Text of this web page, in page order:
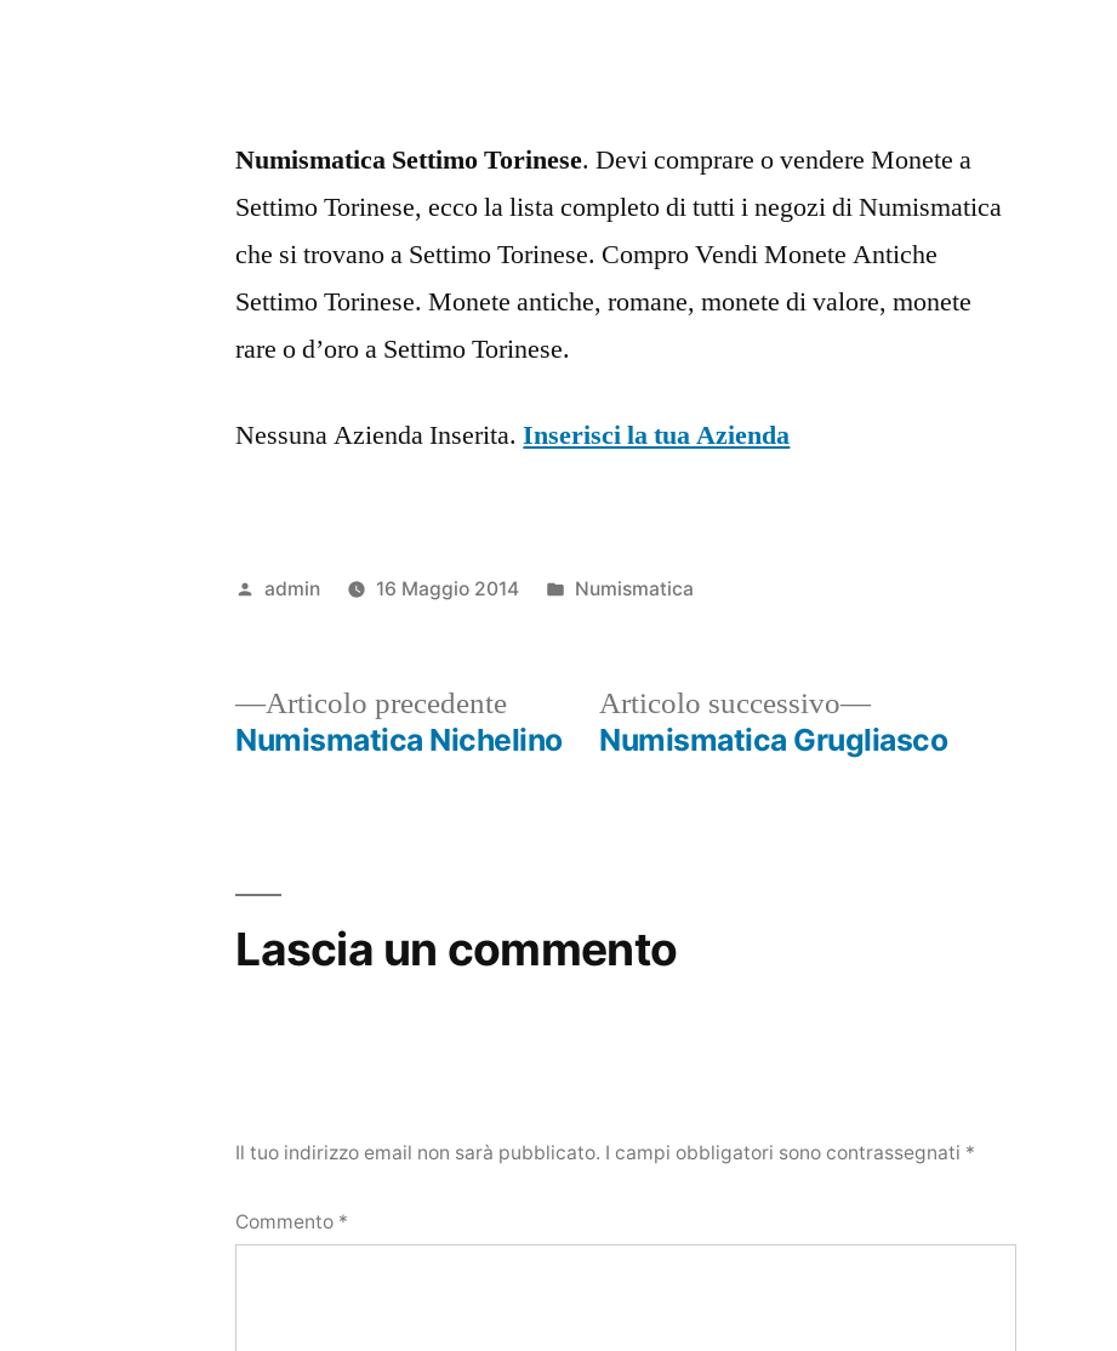
Numismatica Settimo Torinese. Devi comprare o vendere Monete a
Settimo Torinese, ecco la lista completo di tutti i negozi di Numismatica
che si trovano a Settimo Torinese. Compro Vendi Monete Antiche
Settimo Torinese. Monete antiche, romane, monete di valore, monete
rare o d’oro a Settimo Torinese.
Nessuna Azienda Inserita. Inserisci la tua Azienda
Pubblicato
admin 16 Maggio 2014
Pubblicato
Numismatica
Navigazione
Articolo precedenteArticolo
precedente:
Numismatica Nichelino
Articolo successivo
Articolo
successivo:
Numismatica Grugliasco
Lascia un commento
Il tuo indirizzo email non sarà pubblicato. I campi obbligatori sono contrassegnati *
Commento *